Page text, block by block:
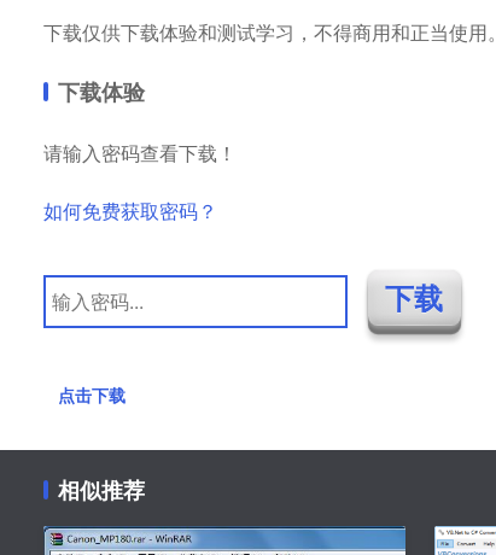
下载仅供下载体验和测试学习，不得商用和正当使用。
下载体验
请输入密码查看下载！
如何免费获取密码？
点击下载
相似推荐